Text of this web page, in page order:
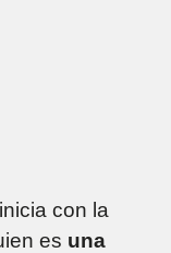
con la
es una